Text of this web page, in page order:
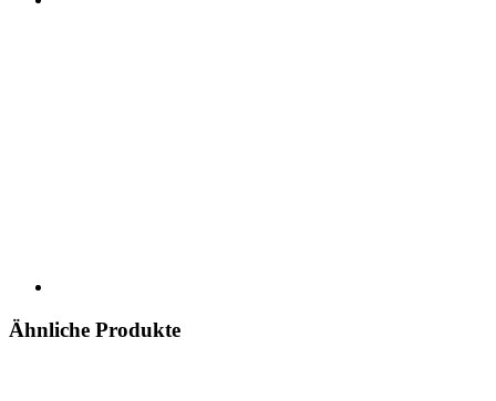
Ähnliche Produkte